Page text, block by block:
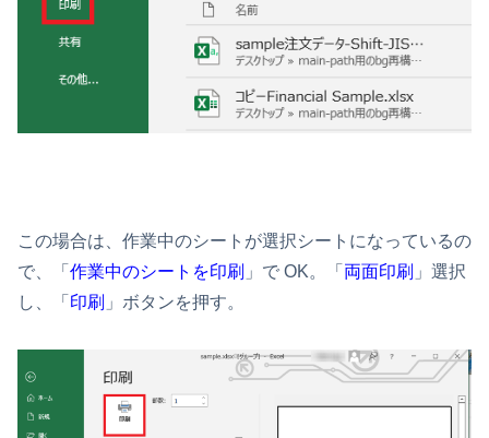
この場合は、作業中のシートが選択シートになっているの
で、「 作業中のシートを印刷 」で OK。「 両面印刷 」選択
し、「 印刷 」ボタンを押す。